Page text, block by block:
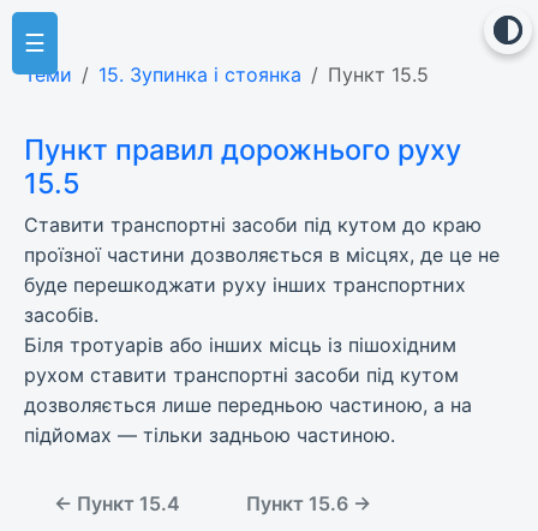
☰
Теми 15. Зупинка і стоянка Пункт 15.5
Пункт правил дорожнього руху
15.5
Ставити транспортні засоби під кутом до краю
проїзної частини дозволяється в місцях, де це не
буде перешкоджати руху інших транспортних
засобів.
Біля тротуарів або інших місць із пішохідним
рухом ставити транспортні засоби під кутом
дозволяється лише передньою частиною, а на
підйомах — тільки задньою частиною.
← Пункт 15.4 Пункт 15.6 →